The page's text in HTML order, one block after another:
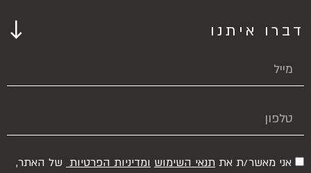
דברו איתנו
אני מאשר/ת את תנאי השימוש ומדיניות הפרטיות של האתר,